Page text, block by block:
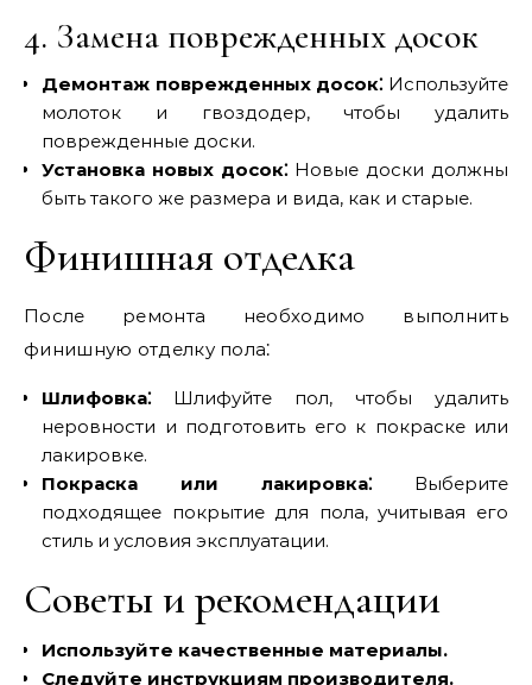
4. Замена поврежденных досок
Демонтаж поврежденных досок⁚Используйте
молоток и гвоздодер, чтобы удалить
поврежденные доски.
Установка новых досок⁚Новые доски должны
быть такого же размера и вида, как и старые.
Финишная отделка
После ремонта необходимо выполнить
финишную отделку пола⁚
Шлифовка⁚Шлифуйте пол, чтобы удалить
неровности и подготовить его к покраске или
лакировке.
Покраска или лакировка⁚Выберите
подходящее покрытие для пола, учитывая его
стиль и условия эксплуатации.
Советы и рекомендации
Используйте качественные материалы.
Следуйте инструкциям производителя.